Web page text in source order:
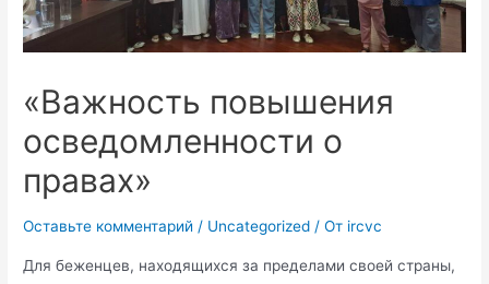
«Важность повышения
осведомленности о
правах»
Оставьте комментарий / Uncategorized / От ircvc
Для беженцев, находящихся за пределами своей страны,